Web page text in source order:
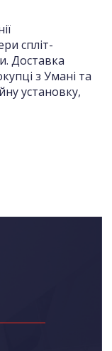
спліт-
Доставка
з Умані та
установку,